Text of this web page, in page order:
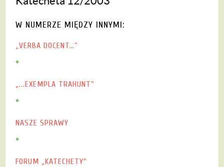
W NUMERZE MIĘDZY INNYMI:
„VERBA DOCENT…”
„...EXEMPLA TRAHUNT”
NASZE SPRAWY
FORUM „KATECHETY"